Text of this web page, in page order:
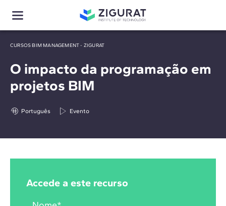
CURSOS BIM MANAGEMENT - ZIGURAT
O impacto da programação em
projetos BIM
Português Evento
Accede a este recurso